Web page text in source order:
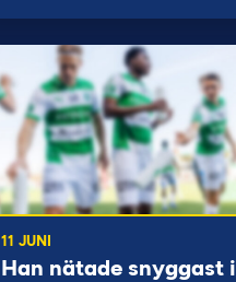
11 JUNI
Han nätade snyggast i